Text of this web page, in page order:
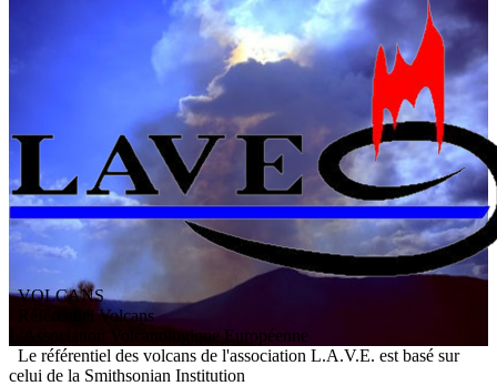
VOLCANS
/ Référentiel Volcans
ssociation V olcanologiqueEuropéenne
Le référentiel des volcans de l'association L.A.V.E. est basé sur
celui de la Smithsonian Institution